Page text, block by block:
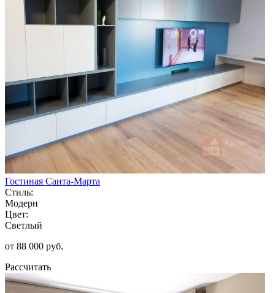
Гостиная Санта-Марта
Стиль:
Модерн
Цвет:
Светлый
от 88 000 руб.
Рассчитать